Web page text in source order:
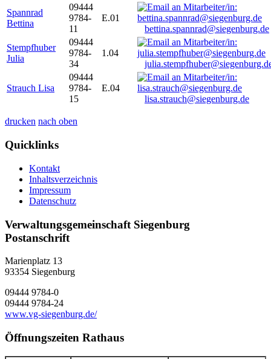
Spannrad
Bettina
09444
9784-
11
E.01
bettina.spannrad@siegenburg.de
Stempfhuber
Julia
09444
9784-
34
1.04
Strauch Lisa
09444
9784-
15
E.04
lisa.strauch@siegenburg.de
drucken nach oben
Quicklinks
Kontakt
Inhaltsverzeichnis
Impressum
Datenschutz
Verwaltungsgemeinschaft Siegenburg
Postanschrift
Marienplatz 13
93354 Siegenburg
09444 9784-0
09444 9784-24
www.vg-siegenburg.de/
Öffnungszeiten Rathaus